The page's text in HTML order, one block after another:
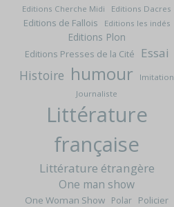
Editions Cherche Midi
Editions Dacres
Editions de Fallois Editions les indés
Editions Plon
Editions Presses de la Cité Essai
Histoire humour
Imitation
Journaliste
Littérature
française
Littérature étrangère
One man show
One Woman Show Polar Policier